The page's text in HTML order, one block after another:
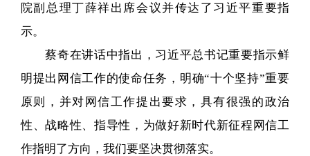
院副总理丁薛祥出席会议并传达了习近平重要指
示。
蔡奇在讲话中指出，习近平总书记重要指示鲜
明提出网信工作的使命任务，明确“十个坚持”重要
原则，并对网信工作提出要求，具有很强的政治
性、战略性、指导性，为做好新时代新征程网信工
作指明了方向，我们要坚决贯彻落实。